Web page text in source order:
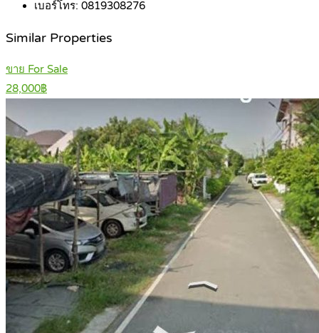
เบอร์โทร: 0819308276
Similar Properties
ขาย For Sale
28,000฿